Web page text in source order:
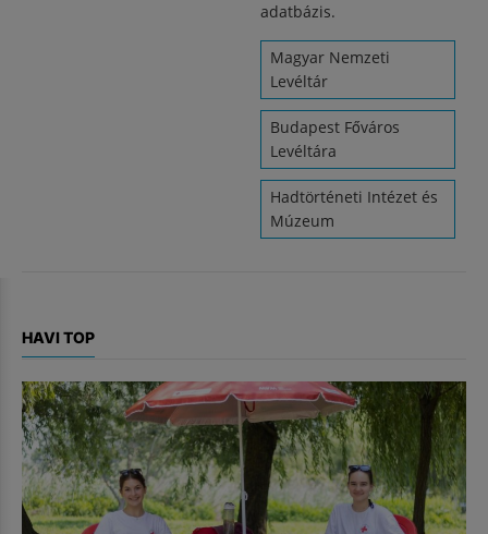
adatbázis.
Magyar Nemzeti
Levéltár
Budapest Főváros
Levéltára
Hadtörténeti Intézet és
Múzeum
HAVI TOP